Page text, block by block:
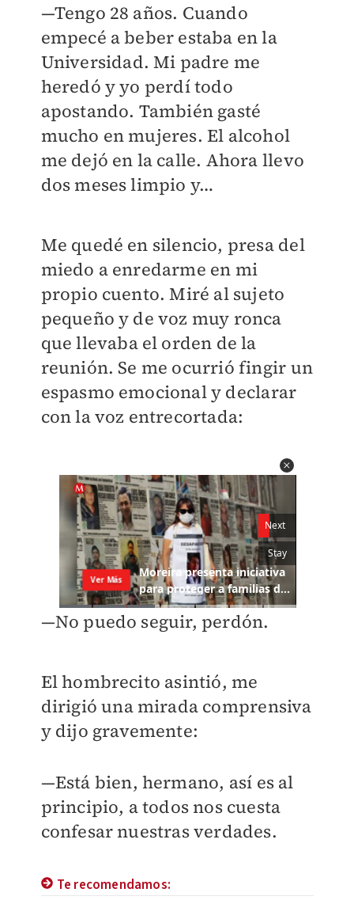
—Tengo 28 años. Cuando
empecé a beber estaba en la
Universidad. Mi padre me
heredó y yo perdí todo
apostando. También gasté
mucho en mujeres. El alcohol
me dejó en la calle. Ahora llevo
dos meses limpio y…
Me quedé en silencio, presa del
miedo a enredarme en mi
propio cuento. Miré al sujeto
pequeño y de voz muy ronca
que llevaba el orden de la
reunión. Se me ocurrió fingir un
espasmo emocional y declarar
con la voz entrecortada:
—No puedo seguir, perdón.
El hombrecito asintió, me
dirigió una mirada comprensiva
y dijo gravemente:
—Está bien, hermano, así es al
principio, a todos nos cuesta
confesar nuestras verdades.
Te recomendamos: